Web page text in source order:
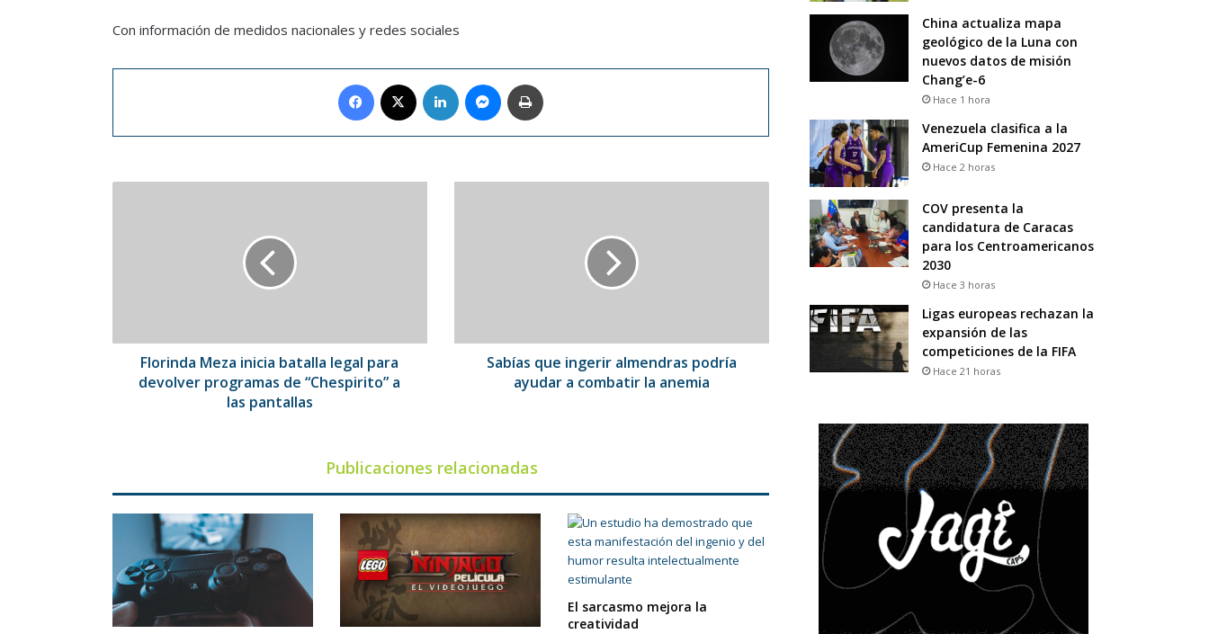
Con información de medidos nacionales y redes sociales
Facebook LinkedIn Messenger
de
“Chespirito”
Florinda Meza inicia batalla legal para
devolver programas de “Chespirito” a
las pantallas
la
anemiaSabías que ingerir almendras podría
ayudar a combatir la anemia
Publicaciones relacionadas
El sarcasmo mejora la
creatividad
China actualiza mapa
geológico de la Luna con
nuevos datos de misión
Chang’e-6
Hace 1 hora
Venezuela clasifica a la
AmeriCup Femenina 2027
Hace 2 horas
COV presenta la
candidatura de Caracas
para los Centroamericanos
2030
Hace 3 horas
Ligas europeas rechazan la
expansión de las
competiciones de la FIFA
Hace 21 horas